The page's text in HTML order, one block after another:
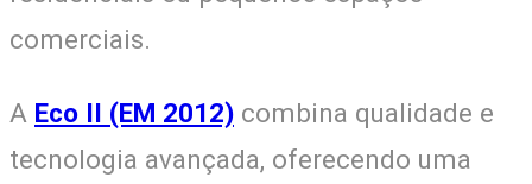
comerciais.
A Eco II (EM 2012) combina qualidade e
tecnologia avançada, oferecendo uma